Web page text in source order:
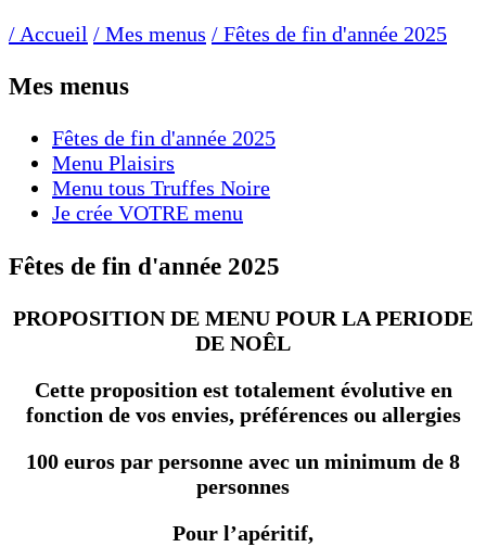
/ Accueil / Mes menus / Fêtes de fin d'année 2025
Mes menus
Fêtes de fin d'année 2025
Menu Plaisirs
Menu tous Truffes Noire
Je crée VOTRE menu
Fêtes de fin d'année 2025
PROPOSITION DE MENU POUR LA PERIODE
DE NOÊL
Cette proposition est totalement évolutive en
fonction de vos envies, préférences ou allergies
100 euros par personne avec un minimum de 8
personnes
Pour l’apéritif,